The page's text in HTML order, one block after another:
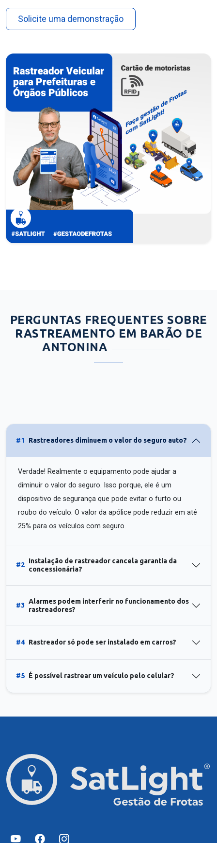
Solicite uma demonstração
PERGUNTAS FREQUENTES SOBRE
RASTREAMENTO EM BARÃO DE
ANTONINA
#1 Rastreadores diminuem o valor do seguro auto?
Verdade! Realmente o equipamento pode ajudar a
diminuir o valor do seguro. Isso porque, ele é um
dispositivo de segurança que pode evitar o furto ou
roubo do veículo. O valor da apólice pode reduzir em até
25% para os veículos com seguro.
#2
Instalação de rastreador cancela garantia da
concessionária?
#3
Alarmes podem interferir no funcionamento dos
rastreadores?
#4 Rastreador só pode ser instalado em carros?
#5 É possível rastrear um veículo pelo celular?